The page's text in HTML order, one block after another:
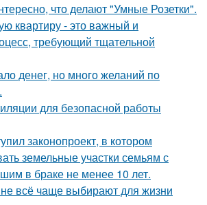
что делают "Умные Розетки".
квартиру - это важный и
требующий тщательной
денег, но много желаний по
для безопасной работы
законопроект, в котором
земельные участки семьям с
в браке не менее 10 лет.
всё чаще выбирают для жизни